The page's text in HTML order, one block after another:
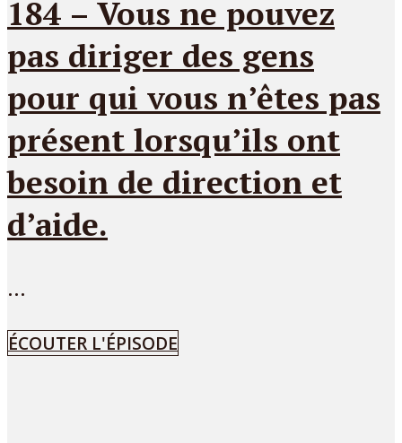
184 – Vous ne pouvez
pas diriger des gens
pour qui vous n’êtes pas
présent lorsqu’ils ont
besoin de direction et
d’aide.
...
ÉCOUTER L'ÉPISODE